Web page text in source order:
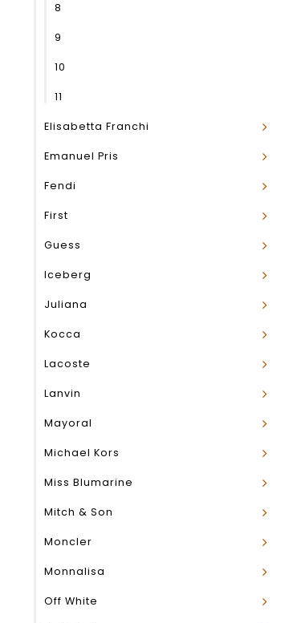
8
9
10
11
Elisabetta Franchi
Emanuel Pris
Fendi
First
Guess
Iceberg
Juliana
Kocca
Lacoste
Lanvin
Mayoral
Michael Kors
Miss Blumarine
Mitch & Son
Moncler
Monnalisa
Off White